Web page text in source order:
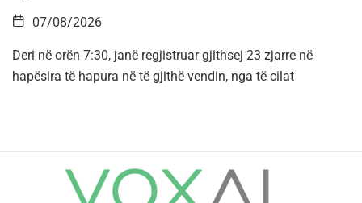
07/08/2026
Deri në orën 7:30, janë regjistruar gjithsej 23 zjarre në
hapësira të hapura në të gjithë vendin, nga të cilat